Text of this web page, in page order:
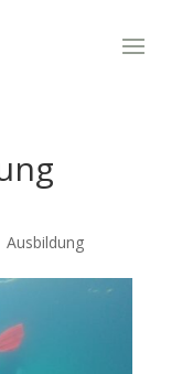
Ausbildung